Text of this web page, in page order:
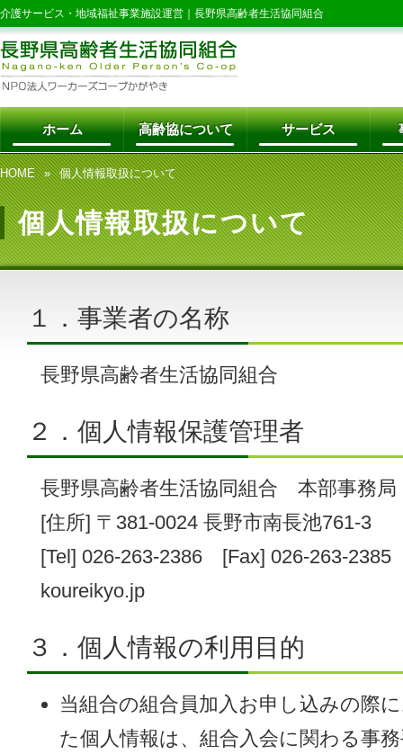
介護サービス・地域福祉事業施設運営｜ 長野県高齢者生活協同組合
ホーム 高齢協について サービス
HOME 個人情報取扱について
個人情報取扱について
１．事業者の名称
長野県高齢者生活協同組合
２．個人情報保護管理者
長野県高齢者生活協同組合 本部事務局
[住所] 〒381-0024 長野市南長池761-3
[Tel] 026-263-2386 [Fax] 026-263-
koureikyo.jp
３．個人情報の利用目的
当組合の組合員加入お申し込みの際
た個人情報は、組合入会に関わる事